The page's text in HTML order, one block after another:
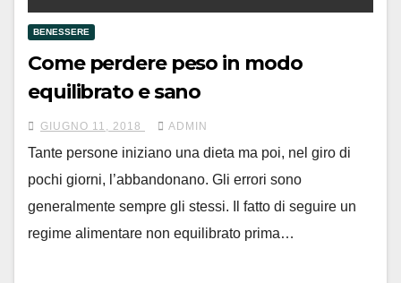
BENESSERE
Come perdere peso in modo
equilibrato e sano
GIUGNO 11, 2018 ADMIN
Tante persone iniziano una dieta ma poi, nel giro di
pochi giorni, l’abbandonano. Gli errori sono
generalmente sempre gli stessi. Il fatto di seguire un
regime alimentare non equilibrato prima…